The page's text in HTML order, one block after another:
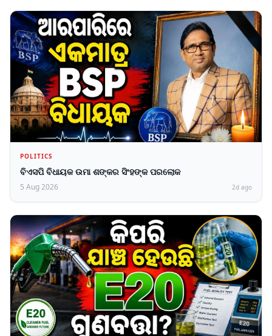
POLITICS
ବିଏସପି ବିଧାୟକ ଉମା ଶଙ୍କର ସିଂହଙ୍କ ପରଲୋକ
5 Aug 2026 2d ago